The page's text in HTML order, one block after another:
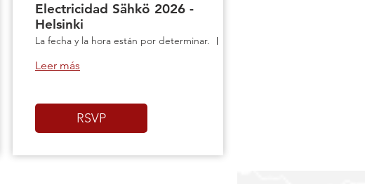
Electricidad Sähkö 2026 -
Helsinki
La fecha y la hora están por determinar.
Leer más
RSVP